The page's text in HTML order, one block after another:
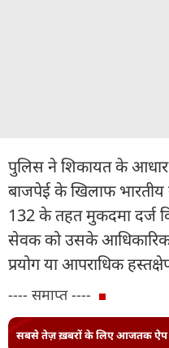
पुलिस ने शिकायत के आधार
बाजपेई के खिलाफ भारतीय
132 के तहत मुकदमा दर्ज
सेवक को उसके
प्रयोग या आपराधिक
---- समाप्त ----
सबसे तेज़ ख़बरों के लिए आजतक ऐप